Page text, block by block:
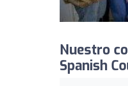
Nuestro
Spanish